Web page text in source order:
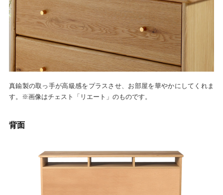
真鍮製の取っ手が高級感をプラスさせ、お部屋を華やかにしてくれま
す。※画像はチェスト「リエート」のものです。
背面